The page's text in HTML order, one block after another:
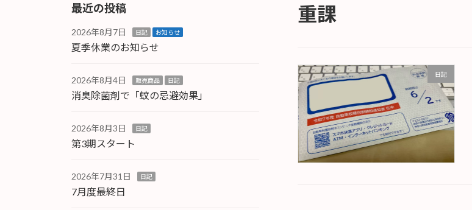
重課
日記
最近の投稿
2026年8月7日 日記 お知らせ
夏季休業のお知らせ
2026年8月4日 販売商品 日記
消臭除菌剤で「蚊の忌避効果」
2026年8月3日 日記
第3期スタート
2026年7月31日 日記
7月度最終日